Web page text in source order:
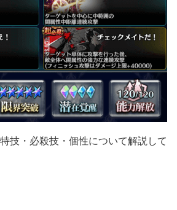
技・必殺技・個性について解説して